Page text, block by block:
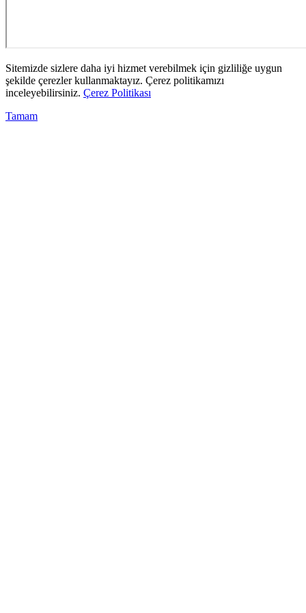
Sitemizde sizlere daha iyi hizmet verebilmek için gizliliğe uygun
şekilde çerezler kullanmaktayız. Çerez politikamızı
inceleyebilirsiniz. Çerez Politikası
Tamam